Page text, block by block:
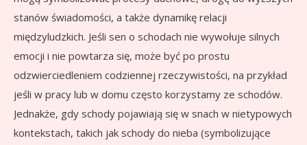
stanów świadomości, a także dynamikę relacji
międzyludzkich. Jeśli sen o schodach nie wywołuje silnych
emocji i nie powtarza się, może być po prostu
odzwierciedleniem codziennej rzeczywistości, na przykład
jeśli w pracy lub w domu często korzystamy ze schodów.
Jednakże, gdy schody pojawiają się w snach w nietypowych
kontekstach, takich jak schody do nieba (symbolizujące